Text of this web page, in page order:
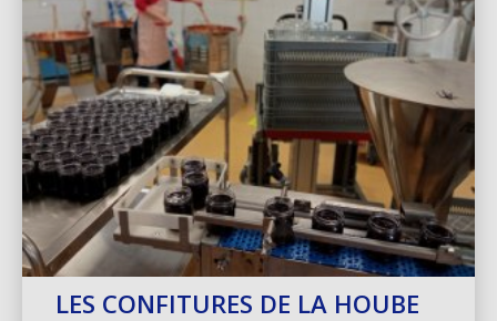
LES CONFITURES DE LA HOUBE